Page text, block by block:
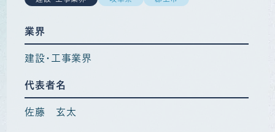
業界
建設・工事業界
代表者名
佐藤 玄太